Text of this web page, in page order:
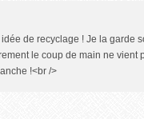
de recyclage ! Je la garde
le coup de main ne vient
!<br />